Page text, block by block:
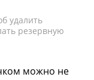
удалить
резервную
можно не